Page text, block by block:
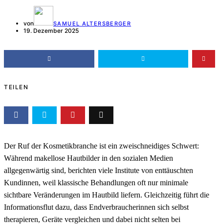
von SAMUEL ALTERSBERGER
19. Dezember 2025
TEILEN
Der Ruf der Kosmetikbranche ist ein zweischneidiges Schwert:
Während makellose Hautbilder in den sozialen Medien
allgegenwärtig sind, berichten viele Institute von enttäuschten
Kundinnen, weil klassische Behandlungen oft nur minimale
sichtbare Veränderungen im Hautbild liefern. Gleichzeitig führt die
Informationsflut dazu, dass Endverbraucherinnen sich selbst
therapieren, Geräte vergleichen und dabei nicht selten bei